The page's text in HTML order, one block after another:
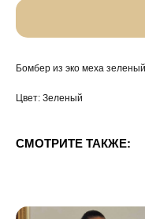
Бомбер из эко меха зеленый
Цвет: Зеленый
СМОТРИТЕ ТАКЖЕ: